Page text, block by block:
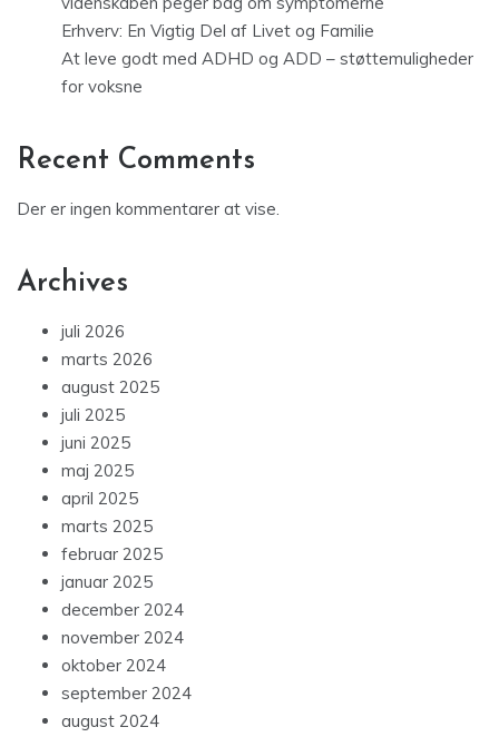
Erhverv: En Vigtig Del af Livet og Familie
At leve godt med ADHD og ADD – støttemuligheder
for voksne
Recent Comments
Der er ingen kommentarer at vise.
Archives
juli 2026
marts 2026
august 2025
juli 2025
juni 2025
maj 2025
april 2025
marts 2025
februar 2025
januar 2025
december 2024
november 2024
oktober 2024
september 2024
august 2024